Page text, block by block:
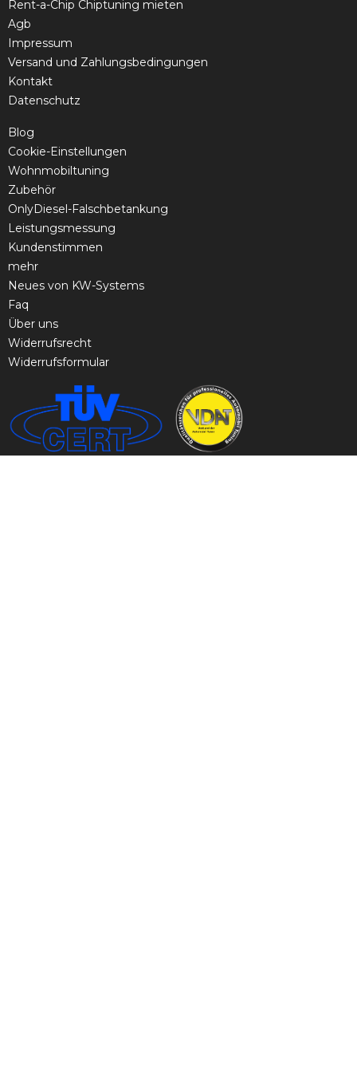
Rent-a-Chip Chiptuning mieten
Agb
Impressum
Versand und Zahlungsbedingungen
Kontakt
Datenschutz
Blog
Cookie-Einstellungen
Wohnmobiltuning
Zubehör
OnlyDiesel-Falschbetankung
Leistungsmessung
Kundenstimmen
mehr
Neues von KW-Systems
Faq
Über uns
Widerrufsrecht
Widerrufsformular